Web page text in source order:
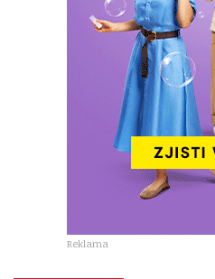
Reklama